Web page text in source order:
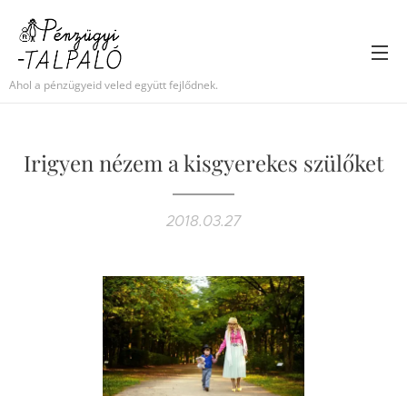
Ahol a pénzügyeid veled együtt fejlődnek.
Irigyen nézem a kisgyerekes szülőket
2018.03.27